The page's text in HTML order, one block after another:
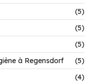
(5)
(5)
(5)
à Regensdorf
(5)
(4)